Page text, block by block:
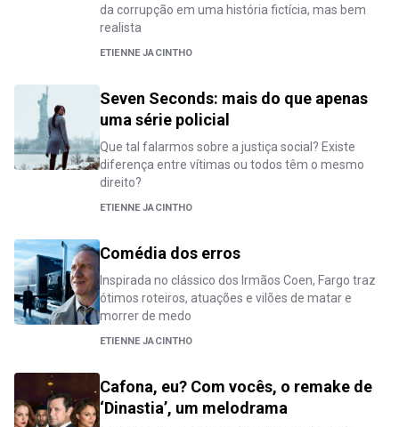
da corrupção em uma história fictícia, mas bem
realista
ETIENNE JACINTHO
Seven Seconds: mais do que apenas
uma série policial
Que tal falarmos sobre a justiça social? Existe
diferença entre vítimas ou todos têm o mesmo
direito?
ETIENNE JACINTHO
Comédia dos erros
Inspirada no clássico dos Irmãos Coen, Fargo traz
ótimos roteiros, atuações e vilões de matar e
morrer de medo
ETIENNE JACINTHO
Cafona, eu? Com vocês, o remake de
‘Dinastia’, um melodrama